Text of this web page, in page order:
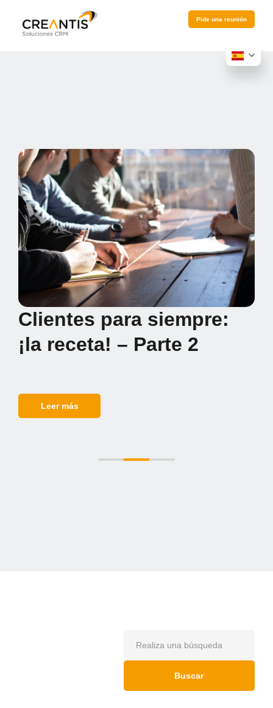
Pide una reunión
Clientes para siempre:
¡la receta! – Parte 2
Leer más
Buscar